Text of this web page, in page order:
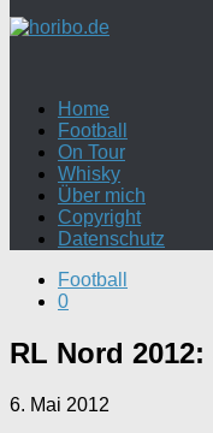
Home
Football
On Tour
Whisky
Über mich
Copyright
Datenschutz
Football
0
RL Nord
6. Mai 2012